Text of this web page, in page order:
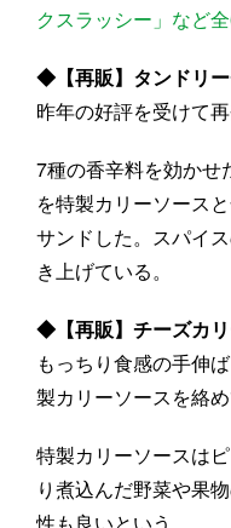
クスラッシー」など
◆【再販】タンドリ
昨年の好評を受けて再
7種の香辛料を効かせ
を特製カリーソース
サンドした。スパイ
き上げている。
◆【再販】チーズカ
もっちり食感の手伸
製カリーソースを絡
特製カリーソースは
り煮込んだ野菜や果
性も良いという。